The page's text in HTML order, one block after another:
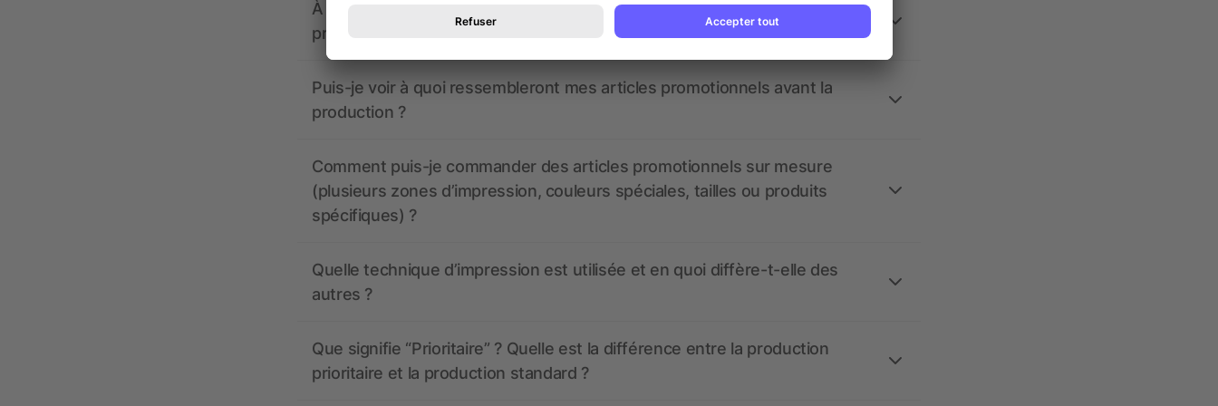
À quoi doivent ressembler les données d’impression ? allbranded
propose-t-il un service pour les créer ?
Puis-je voir à quoi ressembleront mes articles promotionnels avant la
production ?
Comment puis-je commander des articles promotionnels sur mesure
(plusieurs zones d’impression, couleurs spéciales, tailles ou produits
spécifiques) ?
Quelle technique d’impression est utilisée et en quoi diffère-t-elle des
autres ?
Que signifie “Prioritaire” ? Quelle est la différence entre la production
prioritaire et la production standard ?